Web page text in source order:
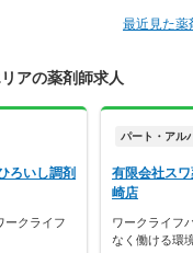
最近見た薬
アの薬剤師求人
ろいし調剤
ークライフ
パート・アル
有限会社ス
崎店
ワークライフ
なく働ける環